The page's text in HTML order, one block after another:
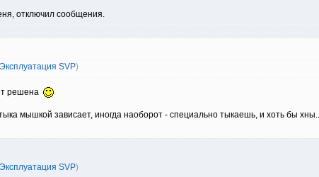
отключил сообщения.
Эксплуатация SVP)
решена
мышкой зависает, иногда наоборот - специально тыкаешь, и хоть бы хны..
Эксплуатация SVP)